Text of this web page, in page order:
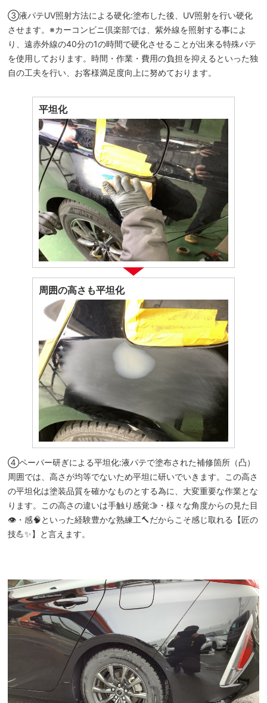
③液パテUV照射方法による硬化:塗布した後、UV照射を行い硬化
させます。※カーコンビニ倶楽部では、紫外線を照射する事によ
り、遠赤外線の40分の1の時間で硬化させることが出来る特殊パテ
を使用しております。時間・作業・費用の負担を抑えるといった独
自の工夫を行い、お客様満足度向上に努めております。
平坦化
周囲の高さも平坦化
④ペーパー研ぎによる平坦化:液パテで塗布された補修箇所（凸）
周囲では、高さが均等でないため平坦に研いでいきます。この高さ
の平坦化は塗装品質を確かなものとする為に、大変重要な作業とな
ります。この高さの違いは手触り感覚🫱・様々な角度からの見た目
👁️・感🧠といった経験豊かな熟練工🔨だからこそ感じ取れる【匠の
技💪✨】と言えます。